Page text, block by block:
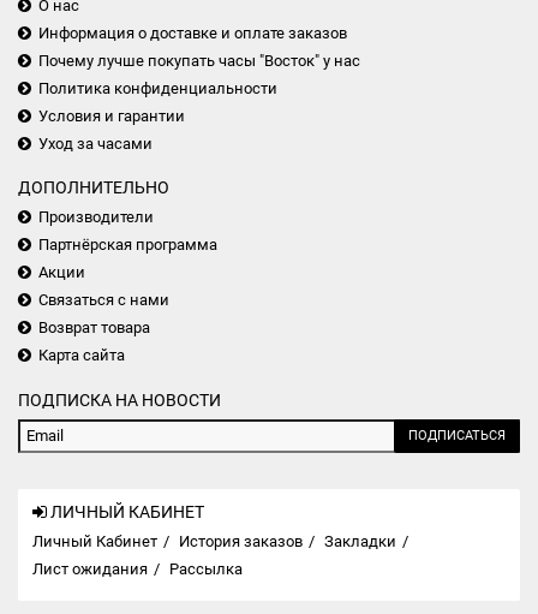
О нас
Информация о доставке и оплате заказов
Почему лучше покупать часы "Восток" у нас
Политика конфиденциальности
Условия и гарантии
Уход за часами
ДОПОЛНИТЕЛЬНО
Производители
Партнёрская программа
Акции
Связаться с нами
Возврат товара
Карта сайта
ПОДПИСКА НА НОВОСТИ
ПОДПИСАТЬСЯ
ЛИЧНЫЙ КАБИНЕТ
Личный Кабинет История заказов
Закладки
Лист ожидания
Рассылка